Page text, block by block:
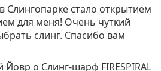
Слингопарке стало открытием
для меня! Очень чуткий
слинг. Спасибо вам
Йовр о Слинг-шарф FIRESPIRAL